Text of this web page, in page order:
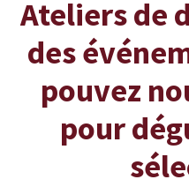
Ateliers de
des
pouvez
pour